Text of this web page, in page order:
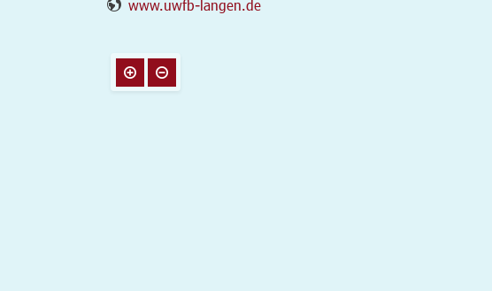
www.uwfb-langen.de